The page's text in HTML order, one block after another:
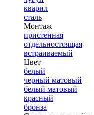
кварил
сталь
Монтаж
пристенная
отдельностоящая
встраиваемый
Цвет
белый
черный матовый
белый матовый
красный
бронза